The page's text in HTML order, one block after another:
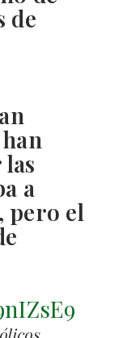
de
a
pero el